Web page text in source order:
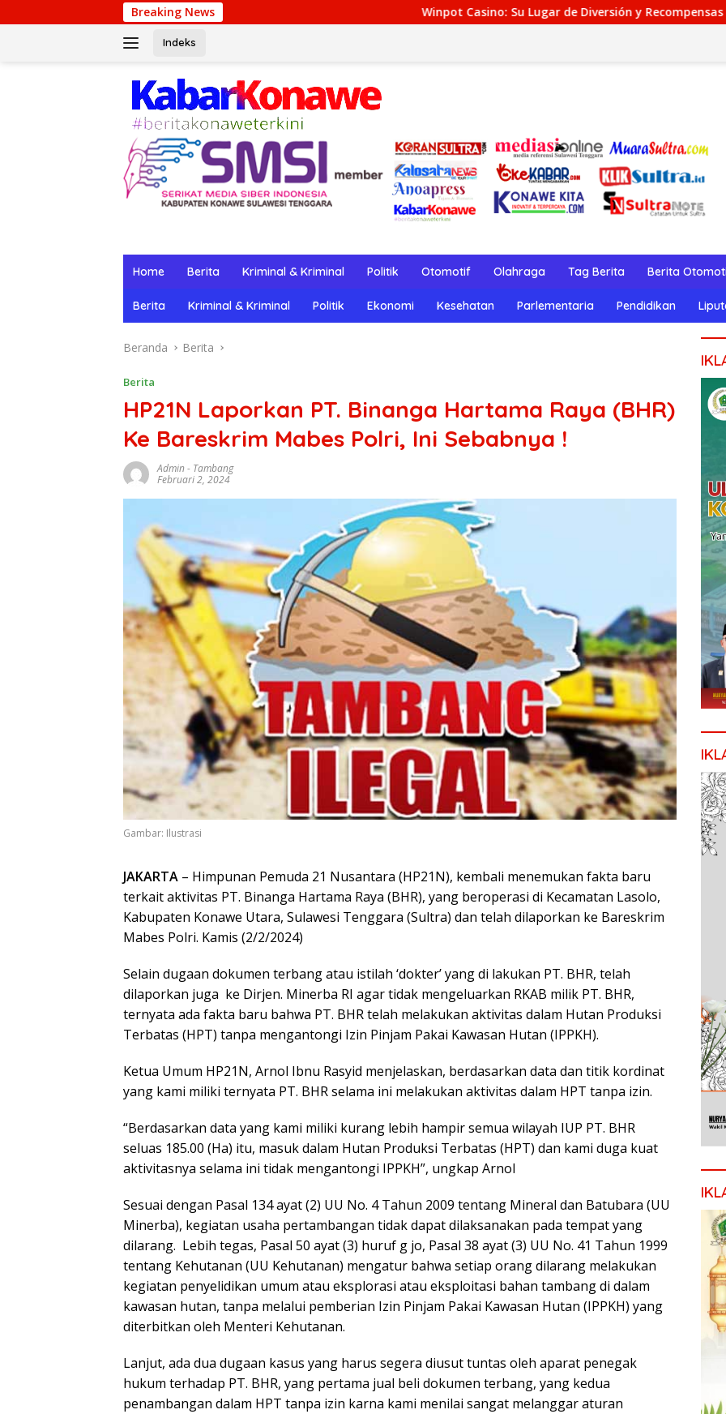
ke
Breaking News Winpot Casino: Su Lugar de Diversión y Recompensas Genuinos
Indeks
Home Berita Kriminal & Kriminal Politik Otomotif Olahraga Tag Berita Berita
Berita Kriminal & Kriminal Politik Ekonomi Kesehatan Parlementaria Pendidikan
Beranda Berita
Berita
HP21N Laporkan PT. Binanga Hartama Raya (BHR)
Ke Bareskrim Mabes Polri, Ini Sebabnya !
Admin- Tambang
Februari 2, 2024
Gambar: Ilustrasi
JAKARTA – Himpunan Pemuda 21 Nusantara (HP21N), kembali menemukan fakta baru
terkait aktivitas PT. Binanga Hartama Raya (BHR), yang beroperasi di Kecamatan Lasolo,
Kabupaten Konawe Utara, Sulawesi Tenggara (Sultra) dan telah dilaporkan ke Bareskrim
Mabes Polri. Kamis (2/2/2024)
Selain dugaan dokumen terbang atau istilah ‘dokter’ yang di lakukan PT. BHR, telah
dilaporkan juga ke Dirjen. Minerba RI agar tidak mengeluarkan RKAB milik PT. BHR,
ternyata ada fakta baru bahwa PT. BHR telah melakukan aktivitas dalam Hutan Produksi
Terbatas (HPT) tanpa mengantongi Izin Pinjam Pakai Kawasan Hutan (IPPKH).
Ketua Umum HP21N, Arnol Ibnu Rasyid menjelaskan, berdasarkan data dan titik kordinat
yang kami miliki ternyata PT. BHR selama ini melakukan aktivitas dalam HPT tanpa izin.
“Berdasarkan data yang kami miliki kurang lebih hampir semua wilayah IUP PT. BHR
seluas 185.00 (Ha) itu, masuk dalam Hutan Produksi Terbatas (HPT) dan kami duga kuat
aktivitasnya selama ini tidak mengantongi IPPKH”, ungkap Arnol
Sesuai dengan Pasal 134 ayat (2) UU No. 4 Tahun 2009 tentang Mineral dan Batubara (UU
Minerba), kegiatan usaha pertambangan tidak dapat dilaksanakan pada tempat yang
dilarang. Lebih tegas, Pasal 50 ayat (3) huruf g jo, Pasal 38 ayat (3) UU No. 41 Tahun 1999
tentang Kehutanan (UU Kehutanan) mengatur bahwa setiap orang dilarang melakukan
kegiatan penyelidikan umum atau eksplorasi atau eksploitasi bahan tambang di dalam
kawasan hutan, tanpa melalui pemberian Izin Pinjam Pakai Kawasan Hutan (IPPKH) yang
diterbitkan oleh Menteri Kehutanan.
Lanjut, ada dua dugaan kasus yang harus segera diusut tuntas oleh aparat penegak
hukum terhadap PT. BHR, yang pertama jual beli dokumen terbang, yang kedua
penambangan dalam HPT tanpa izin karna kami menilai sangat melanggar aturan